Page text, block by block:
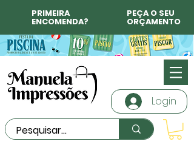
PRIMEIRA
ENCOMENDA?
PEÇA O SEU
ORÇAMENTO
Login